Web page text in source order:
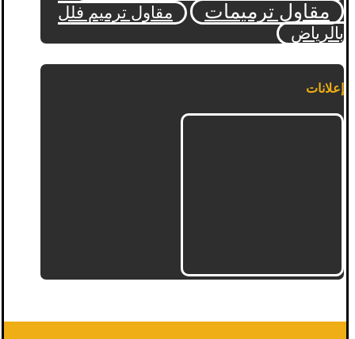
مقاول ترميمات
مقاول ترميم فلل
بالرياض
إعلانات